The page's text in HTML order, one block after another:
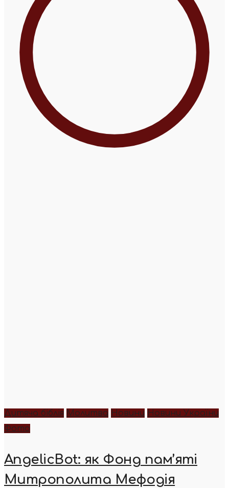
Дитяча біблія Молитва Новини Новини України
Фото
AngelicBot: як Фонд пам’яті
Митрополита Мефодія